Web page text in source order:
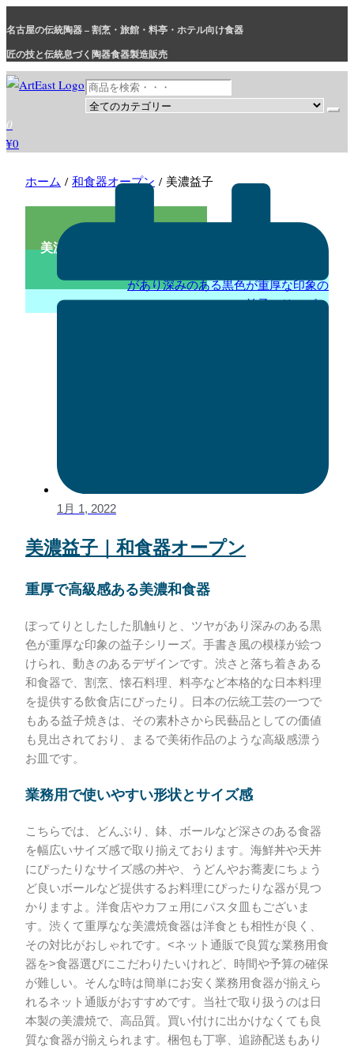
ン
テ
ン
ツ
ス
キ
名古屋の伝統陶器 – 割烹・旅館・料亭・ホテル向け食器
匠の技と伝統息づく陶器食器製造販売
和食器・洋食器通販｜割烹・旅館・料亭・ホテル等業務用卸販売
業務用から個人用まで、おしゃれでかわいい和食器・洋食器はま
とめ買いがお得です。
0
¥0
ホーム / 和食器オープン / 美濃益子
美濃益子｜和食器オープン
1月 1, 2022
美濃益子｜和食器オープン
重厚で高級感ある美濃和食器
ぽってりとしたした肌触りと、ツヤがあり深みのある黒
色が重厚な印象の益子シリーズ。手書き風の模様が絵つ
けられ、動きのあるデザインです。渋さと落ち着きある
和食器で、割烹、懐石料理、料亭など本格的な日本料理
を提供する飲食店にぴったり。日本の伝統工芸の一つで
もある益子焼きは、その素朴さから民藝品としての価値
も見出されており、まるで美術作品のような高級感漂う
お皿です。
業務用で使いやすい形状とサイズ感
こちらでは、どんぶり、鉢、ボールなど深さのある食器
を幅広いサイズ感で取り揃えております。海鮮丼や天丼
にぴったりなサイズ感の丼や、うどんやお蕎麦にちょう
ど良いボールなど提供するお料理にぴったりな器が見つ
かりますよ。洋食店やカフェ用にパスタ皿もございま
す。渋くて重厚なな美濃焼食器は洋食とも相性が良く、
その対比がおしゃれです。<ネット通販で良質な業務用食
器を>食器選びにこだわりたいけれど、時間や予算の確保
が難しい。そんな時は簡単にお安く業務用食器が揃えら
れるネット通販がおすすめです。当社で取り扱うのは日
本製の美濃焼で、高品質。買い付けに出かけなくても良
質な食器が揃えられます。梱包も丁寧、追跡配送もあり